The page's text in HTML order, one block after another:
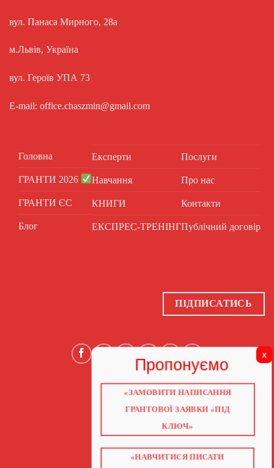
вул. Панаса Мирного, 28а
м.Львів, Україна
вул. Героїв УПА 73
E-mail: office.chaszmin@gmail.com
Головна
ГРАНТИ 2026
ГРАНТИ ЄС
Блог
Експерти
Навчання
КНИГИ
ЕКСПРЕС-ТРЕНІНГ
Послуги
Про нас
Контакти
Публічний договір
ПІДПИСАТИСЬ
ГОЛОВНА
ПРО НАС
ГРАНТИ 2026
НАВЧАННЯ
КНИГИ
«ЗАМОВИТИ НАПИСАННЯ
ГРАНТОВОЇ ЗАЯВКИ «ПІД
КЛЮЧ»
«НАВЧИТИСЯ ПИСАТИ